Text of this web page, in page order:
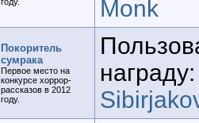
Monk
Покоритель
сумрака
Первое место на
конкурсе хоррор-
рассказов в 2012
году.